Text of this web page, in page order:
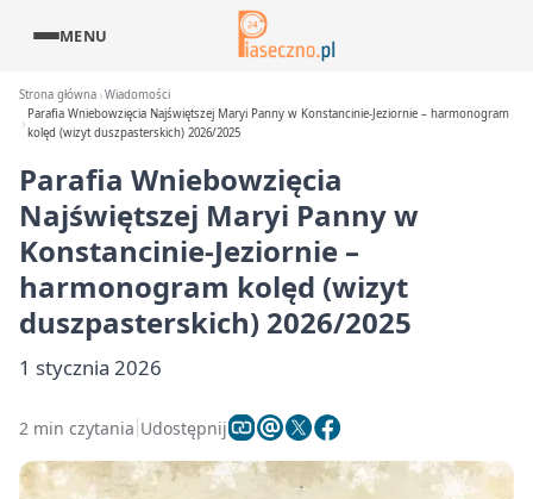
MENU
Strona główna Wiadomości
Parafia Wniebowzięcia Najświętszej Maryi Panny w Konstancinie-Jeziornie – harmonogram
kolęd (wizyt duszpasterskich) 2026/2025
Parafia Wniebowzięcia
Najświętszej Maryi Panny w
Konstancinie-Jeziornie –
harmonogram kolęd (wizyt
duszpasterskich) 2026/2025
1 stycznia 2026
2 min czytania Udostępnij